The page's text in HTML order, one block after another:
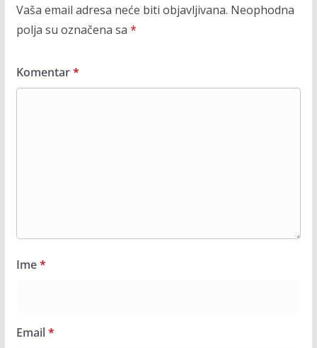
Vaša email adresa neće biti objavljivana. Neophodna
polja su označena sa *
Komentar*
Ime*
Email*